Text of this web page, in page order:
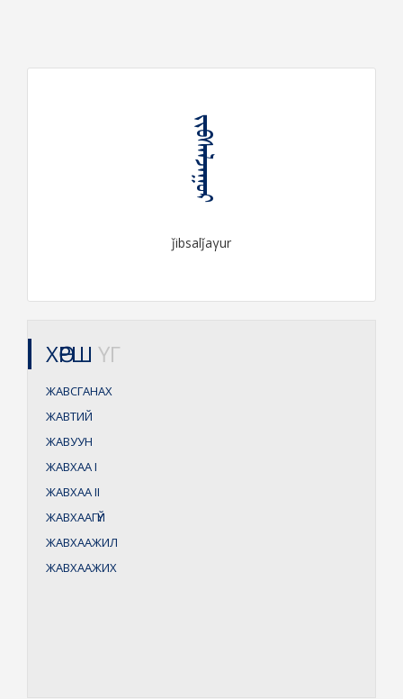
ᠵᠢᠪᠰᠠᠯᠵᠠᠭᠤᠷ
ǰibsalǰaγur
ХӨРШ ҮГ
ЖАВСГАНАХ
ЖАВТИЙ
ЖАВУУН
ЖАВХААI
ЖАВХААII
ЖАВХААГҮЙ
ЖАВХААЖИЛ
ЖАВХААЖИХ